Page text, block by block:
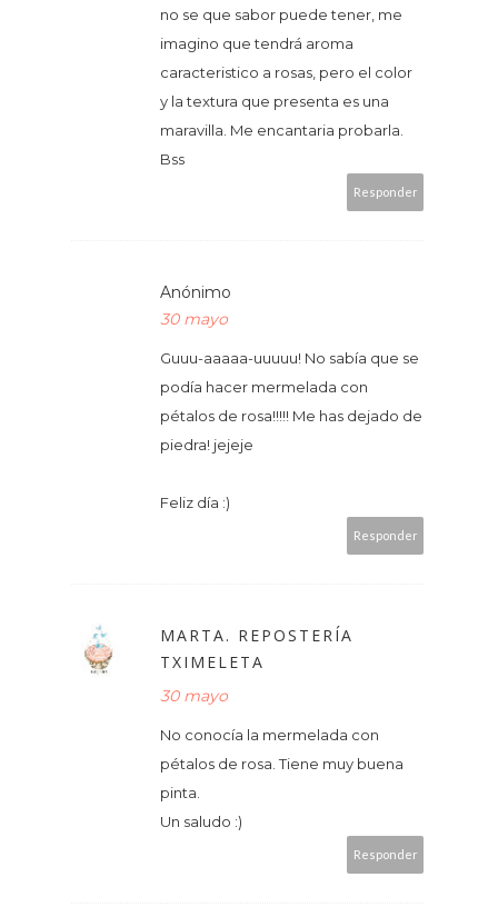
no se que sabor puede tener, me
imagino que tendrá aroma
caracteristico a rosas, pero el color
y la textura que presenta es una
maravilla. Me encantaria probarla.
Bss
Responder
Anónimo
30 mayo
Guuu-aaaaa-uuuuu! No sabía que se
podía hacer mermelada con
pétalos de rosa!!!!! Me has dejado de
piedra! jejeje
Feliz día :)
Responder
MARTA. REPOSTERÍA
TXIMELETA
30 mayo
No conocía la mermelada con
pétalos de rosa. Tiene muy buena
pinta.
Un saludo :)
Responder